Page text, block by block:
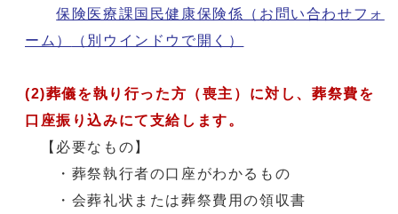
保険医療課国民健康保険係（お問い合わせフォ
ーム）
（別ウインドウで開く）
(2)葬儀を執り行った方（喪主）に対し、葬祭費を
口座振り込みにて支給します。
【必要なもの】
・葬祭執行者の口座がわかるもの
・会葬礼状または葬祭費用の領収書